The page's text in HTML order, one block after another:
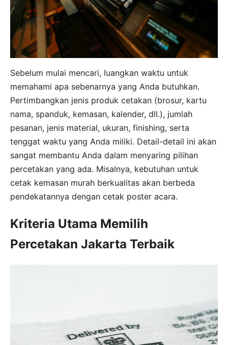
Sebelum mulai mencari, luangkan waktu untuk
memahami apa sebenarnya yang Anda butuhkan.
Pertimbangkan jenis produk cetakan (brosur, kartu
nama, spanduk, kemasan, kalender, dll.), jumlah
pesanan, jenis material, ukuran, finishing, serta
tenggat waktu yang Anda miliki. Detail-detail ini akan
sangat membantu Anda dalam menyaring pilihan
percetakan yang ada. Misalnya, kebutuhan untuk
cetak kemasan murah berkualitas akan berbeda
pendekatannya dengan cetak poster acara.
Kriteria Utama Memilih
Percetakan Jakarta Terbaik